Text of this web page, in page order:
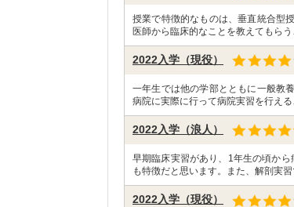
授業で特徴的なものは、垂直統合型
医師から臨床的なことを教えてもら
2022入学（現役）
一年生では他の学部とともに一般教
病院に実際に行って病院実習を行え
2022入学（浪人）
早期臨床実習があり、1年生の頃か
も特徴だと思います。また、解剖実
2022入学（現役）